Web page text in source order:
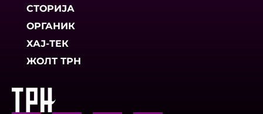
СТОРИЈА
ОРГАНИК
ХАЈ-ТЕК
ЖОЛТ ТРН